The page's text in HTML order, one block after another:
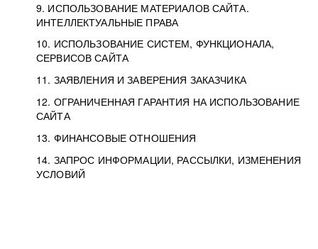
9. ИСПОЛЬЗОВАНИЕ МАТЕРИАЛОВ САЙТА.
ИНТЕЛЛЕКТУАЛЬНЫЕ ПРАВА
10. ИСПОЛЬЗОВАНИЕ СИСТЕМ, ФУНКЦИОНАЛА,
СЕРВИСОВ САЙТА
11. ЗАЯВЛЕНИЯ И ЗАВЕРЕНИЯ ЗАКАЗЧИКА
12. ОГРАНИЧЕННАЯ ГАРАНТИЯ НА ИСПОЛЬЗОВАНИЕ
САЙТА
13. ФИНАНСОВЫЕ ОТНОШЕНИЯ
14. ЗАПРОС ИНФОРМАЦИИ, РАССЫЛКИ, ИЗМЕНЕНИЯ
УСЛОВИЙ